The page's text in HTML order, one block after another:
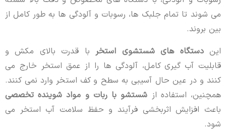
می شوند تا تمام جلبک ها، رسوبات و آلودگی ها به طور کامل از
بین بروند.
این دستگاه های شستشوی استخربا قدرت بالای مکش و
قابلیت آب گیری کامل، آلودگی ها را از عمق استخر خارج می
کنند و در عین حال آسیبی به سطح و کف استخر وارد نمی کنند.
همچنین، استفاده از شستشو با ربات و مواد شوینده تخصصی
باعث افزایش اثربخشی فرآیند و حفظ سلامت آب استخر می
شود.